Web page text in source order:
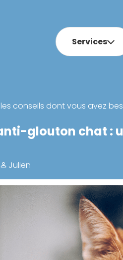
Services
conseils dont vous avez
glouton chat :
Julien